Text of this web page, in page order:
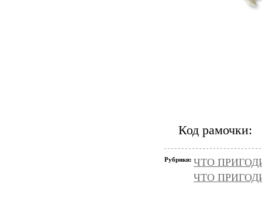
Код рамочки:
Рубрики: ЧТО
ЧТО